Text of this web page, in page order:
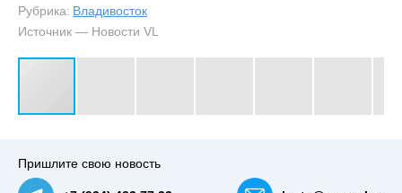
Рубрика: Владивосток
Источник — Новости VL
Пришлите свою новость